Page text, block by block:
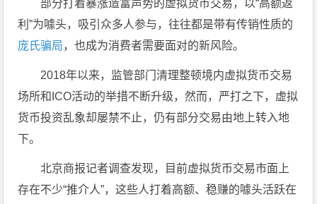
部分打着暴涨造富声势的虚拟货币交易，以“高额返
利”为噱头，吸引众多人参与，往往都是带有传销性质的
庞氏骗局，也成为消费者需要面对的新风险。
2018年以来，监管部门清理整顿境内虚拟货币交易
场所和ICO活动的举措不断升级，然而，严打之下，虚拟
货币投资乱象却屡禁不止，仍有部分交易由地上转入地
下。
北京商报记者调查发现，目前虚拟货币交易市面上
存在不少“推介人”，这些人打着高额、稳赚的噱头活跃在